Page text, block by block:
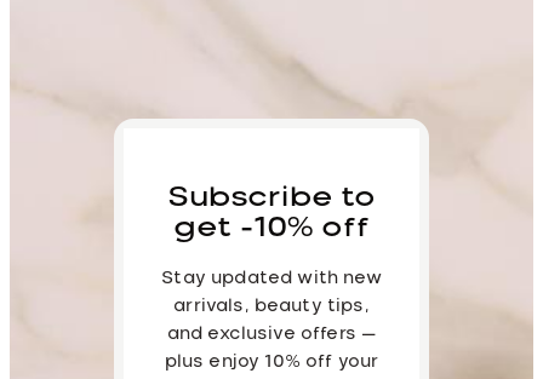
Subscribe to
get -10% off
Stay updated with new
arrivals, beauty tips,
and exclusive offers —
plus enjoy 10% off your